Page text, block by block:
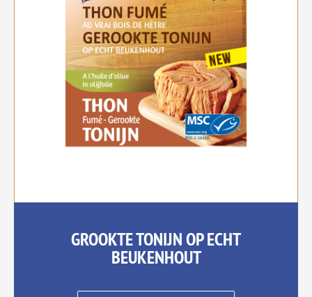
GROOKTE TONIJN OP ECHT
BEUKENHOUT